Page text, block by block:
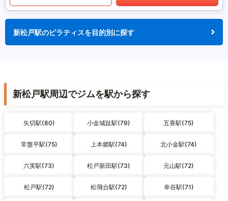
新松戸駅のピラティスを目的別に探す
新松戸駅周辺でジムを駅から探す
矢切駅(80) 小金城趾駅(79) 五香駅(75)
常盤平駅(75) 上本郷駅(74) 北小金駅(74)
六実駅(73) 松戸新田駅(73) 元山駅(72)
松戸駅(72) 松飛台駅(72) 幸谷駅(71)